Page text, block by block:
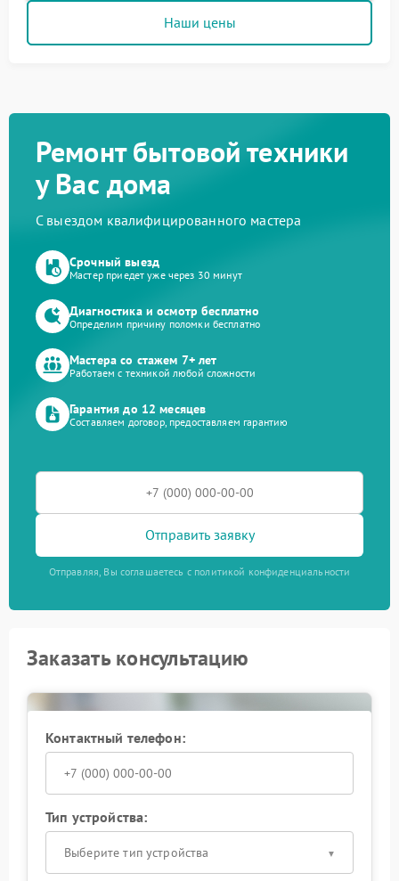
Наши цены
Ремонт бытовой техники
у Вас дома
С выездом квалифицированного мастера
Срочный выезд
Мастер приедет уже через 30 минут
Диагностика и осмотр бесплатно
Определим причину поломки бесплатно
Мастера со стажем 7+ лет
Работаем с техникой любой сложности
Гарантия до 12 месяцев
Составляем договор, предоставляем гарантию
Отправить заявку
Отправляя, Вы соглашаетесь с политикой конфиденциальности
Заказать консультацию
Контактный телефон:
Тип устройства:
Выберите тип устройства